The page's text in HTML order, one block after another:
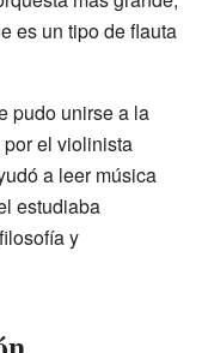
es un tipo de flauta
pudo unirse a la
el violinista
a leer música
estudiaba
y